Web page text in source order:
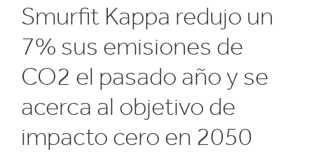
Blog
Smurfit Kappa redujo un
7% sus emisiones de
CO2 el pasado año y se
acerca al objetivo de
impacto cero en 2050